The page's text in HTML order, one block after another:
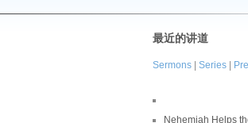
最近的讲道
Sermons Series
Nehemiah Helps